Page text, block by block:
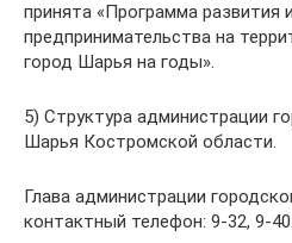
принята «Программа развития
предпринимательства на
город Шарья на годы».
5) Структура администрации
Шарья Костромской области.
Глава администрации
контактный телефон: 9-32, 9-40.